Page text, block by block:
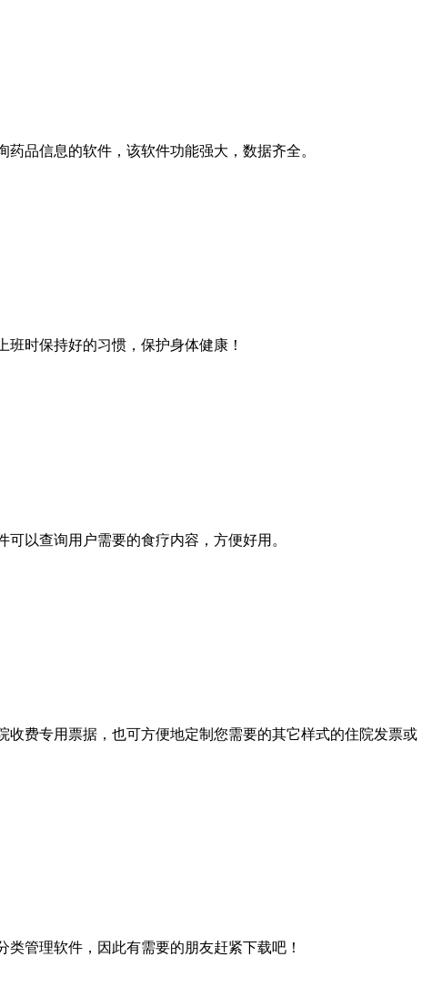
品信息的软件，该软件功能强大，数据齐全。
时保持好的习惯，保护身体健康！
以查询用户需要的食疗内容，方便好用。
费专用票据，也可方便地定制您需要的其它样式的住院发票或
管理软件，因此有需要的朋友赶紧下载吧！